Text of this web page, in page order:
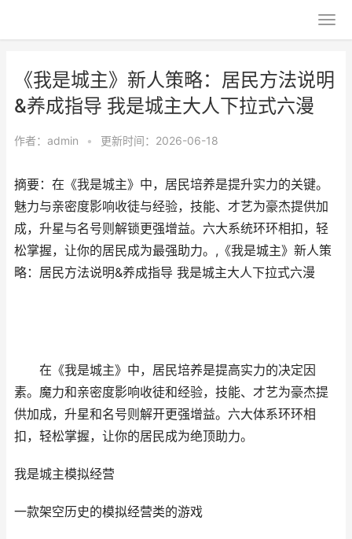
《我是城主》新人策略：居民方法说明
&养成指导 我是城主大人下拉式六漫
作者： admin • 更新时间：2026-06-18
摘要：在《我是城主》中，居民培养是提升实力的关键。
魅力与亲密度影响收徒与经验，技能、才艺为豪杰提供加
成，升星与名号则解锁更强增益。六大系统环环相扣，轻
松掌握，让你的居民成为最强助力。,《我是城主》新人策
略：居民方法说明&养成指导 我是城主大人下拉式六漫
在《我是城主》中，居民培养是提高实力的决定因
素。魔力和亲密度影响收徒和经验，技能、才艺为豪杰提
供加成，升星和名号则解开更强增益。六大体系环环相
扣，轻松掌握，让你的居民成为绝顶助力。
我是城主模拟经营
一款架空历史的模拟经营类的游戏